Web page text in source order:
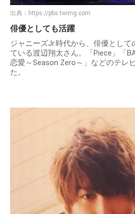
出典： https://pbs.twimg.com
俳優としても活躍
ジャニーズJr.時代から、俳優とし
ている渡辺翔太さん。「Piece」「
恋愛～Season Zero～」などのテレ
た。